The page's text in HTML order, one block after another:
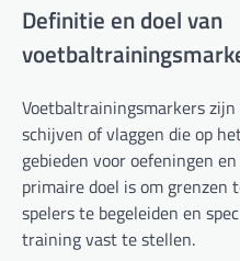
Definitie en doel van
Voetbaltrainingsmarkers
schijven of vlaggen die op
gebieden voor oefeningen
primaire doel is om grenzen
spelers te begeleiden en
training vast te stellen.